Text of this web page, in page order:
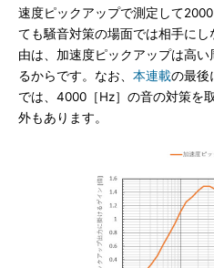
速度ピックアップで測定して
ても騒音対策の場面では相手に
由は、加速度ピックアップは高
るからです。なお、 本連載の最後
では、4000［Hz］の音の対策を
外もあります。